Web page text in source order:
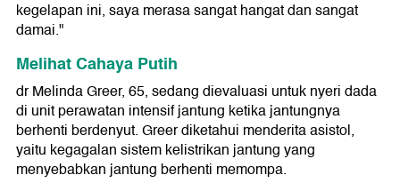
kegelapan ini, saya merasa sangat hangat dan sangat
damai."
Melihat Cahaya Putih
dr Melinda Greer, 65, sedang dievaluasi untuk nyeri dada
di unit perawatan intensif jantung ketika jantungnya
berhenti berdenyut. Greer diketahui menderita asistol,
yaitu kegagalan sistem kelistrikan jantung yang
menyebabkan jantung berhenti memompa.